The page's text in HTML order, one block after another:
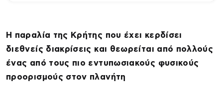
Η παραλία της Κρήτης που έχει κερδίσει
διεθνείς διακρίσεις και θεωρείται από πολλούς
ένας από τους πιο εντυπωσιακούς φυσικούς
προορισμούς στον πλανήτη